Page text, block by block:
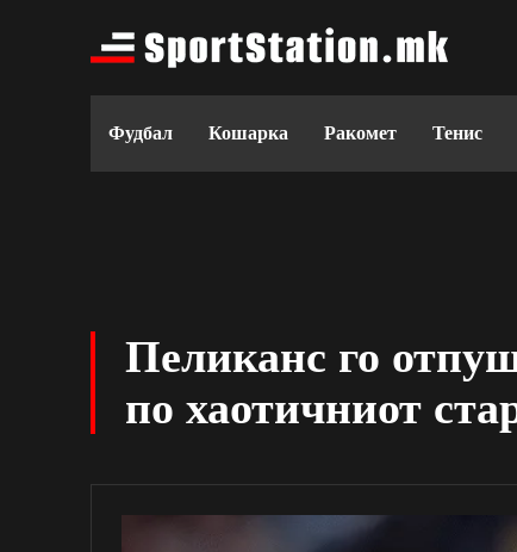
Фудбал Кошарка Ракомет Тенис
Пеликанс го
по хаотичниот